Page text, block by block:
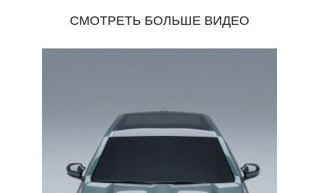
СМОТРЕТЬ БОЛЬШЕ ВИДЕО